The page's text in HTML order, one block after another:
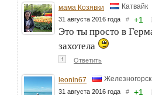
мама Козявки Катвайк
31 августа 2016 года # +1
Это ты просто в
захотела
↑ Ответить
leonin67 Железногорск
31 августа 2016 года # +1